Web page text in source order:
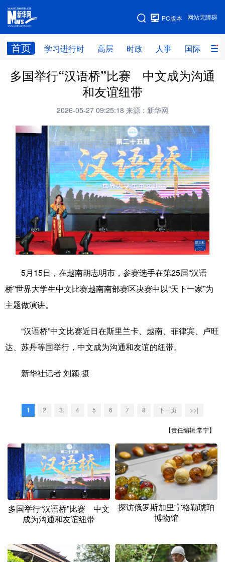
网站无障碍
PC版本
首页 学习进行时 高层 时政 人事 国际 财
网站地图
学习进行时 高层 时政 人事
财经 网评
科技 科创 量子 体育
文化 书画 健康 军事
访谈 视频 图片 政务
法律 中央文件 金融 汽车
食品
学术中国 乡村振兴 银龄 溯源中国
彩票 娱乐 时尚 悦读
公益
文化产业
辽宁 吉林 上海 江苏
江西
山东 河南 湖北 湖南
广东 广西 海南 重庆
四川 贵州 云南
陕西 甘肃
多国举行“汉语桥”比赛 中文成为沟通
和友谊纽带
2026-05-27 09:25:18 来源：新华网
5月15日，在越南胡志明市，参赛选手在第25届“汉语
桥”世界大学生中文比赛越南南部赛区决赛中以“天下一家”为
主题做演讲。
“汉语桥”中文比赛近日在斯里兰卡、越南、菲律宾、卢旺
达、苏丹等国举行，中文成为沟通和友谊的纽带。
新华社记者 刘颍 摄
1 2 3 4 5 6 7 8 下一页 >>|
【责任编辑:常宁】
多国举行“汉语桥”比赛 中文
成为沟通和友谊纽带
探访俄罗斯加里宁格勒琥珀
博物馆